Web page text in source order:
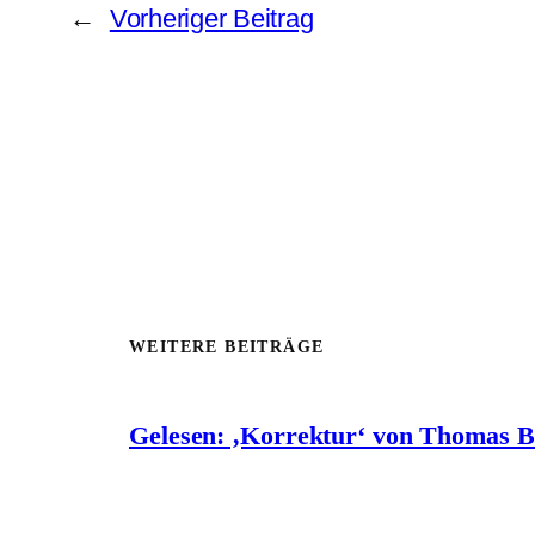
← Vorheriger Beitrag
WEITERE BEITRÄGE
Gelesen: ‚Korrektur‘ von Thomas